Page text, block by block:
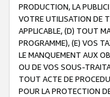
PRODUCTION, LA
VOTRE UTILISATION DE
APPLICABLE, (D) TOUT
PROGRAMME), (E) VOS
LE MANQUEMENT AUX
OU DE VOS SOUS-
TOUT ACTE DE
POUR LA PROTECTION